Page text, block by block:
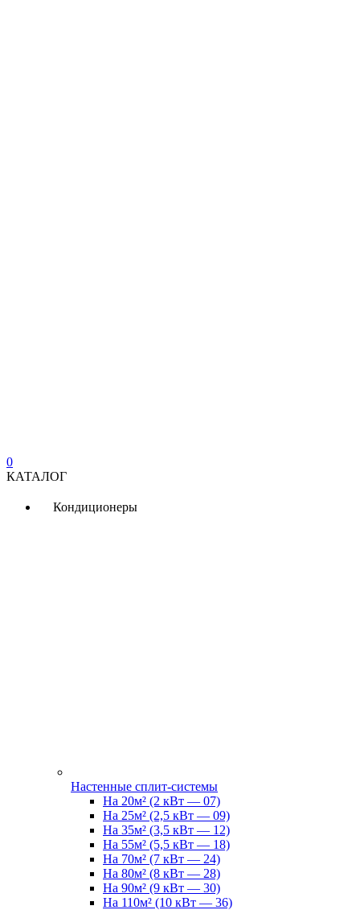
0
КАТАЛОГ
Кондиционеры
Настенные сплит-системы
На 20м² (2 кВт — 07)
На 25м² (2,5 кВт — 09)
На 35м² (3,5 кВт — 12)
На 55м² (5,5 кВт — 18)
На 70м² (7 кВт — 24)
На 80м² (8 кВт — 28)
На 90м² (9 кВт — 30)
На 110м² (10 кВт — 36)